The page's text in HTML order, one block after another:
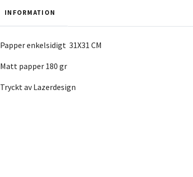
INFORMATION
Papper enkelsidigt 31X31 CM
Matt papper 180 gr
Tryckt av Lazerdesign